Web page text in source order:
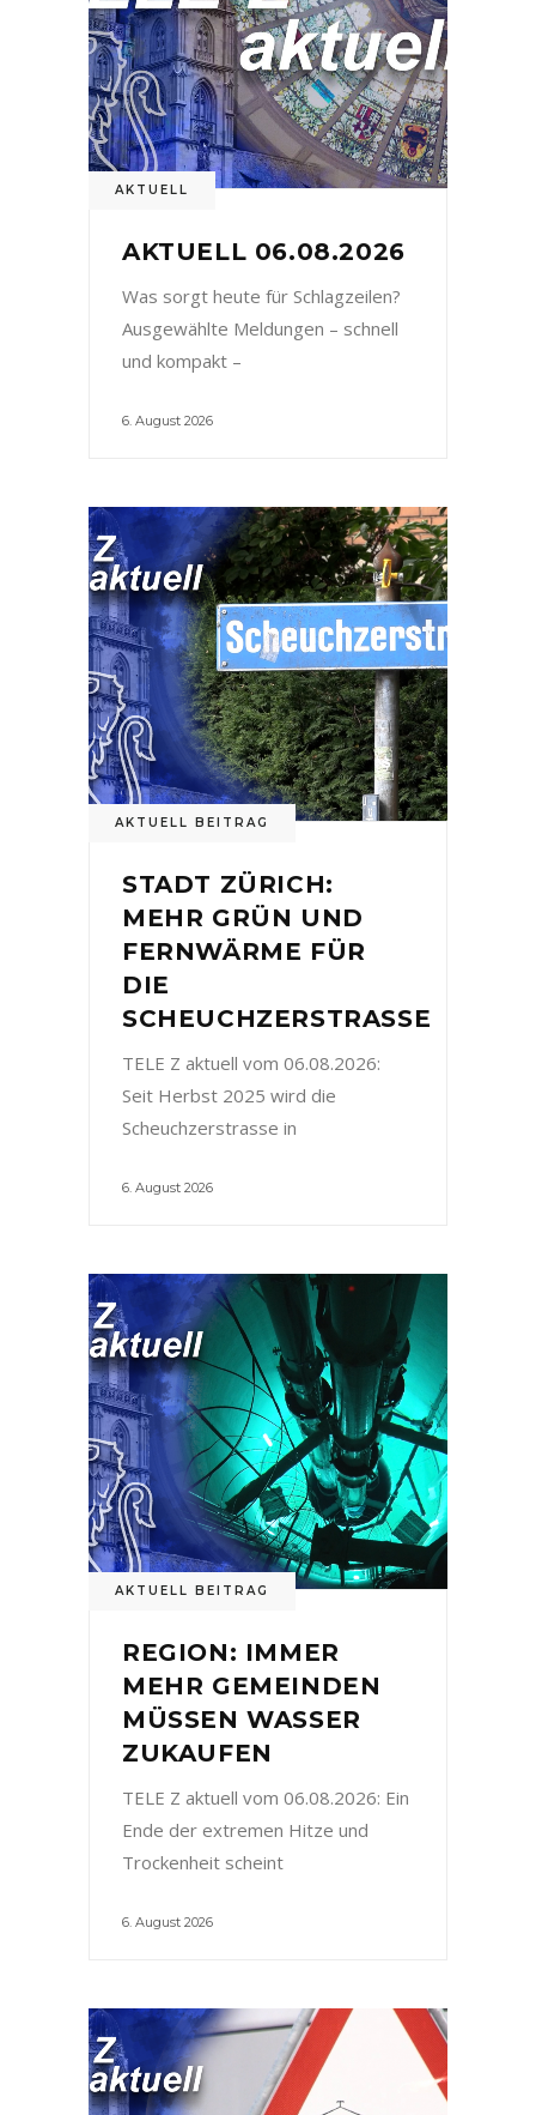
AKTUELL
AKTUELL 06.08.2026
Was sorgt heute für Schlagzeilen?
Ausgewählte Meldungen – schnell
und kompakt –
6. August 2026
AKTUELL BEITRAG
STADT ZÜRICH:
MEHR GRÜN UND
FERNWÄRME FÜR
DIE
SCHEUCHZERSTRASSE
TELE Z aktuell vom 06.08.2026:
Seit Herbst 2025 wird die
Scheuchzerstrasse in
6. August 2026
AKTUELL BEITRAG
REGION: IMMER
MEHR GEMEINDEN
MÜSSEN WASSER
ZUKAUFEN
TELE Z aktuell vom 06.08.2026: Ein
Ende der extremen Hitze und
Trockenheit scheint
6. August 2026